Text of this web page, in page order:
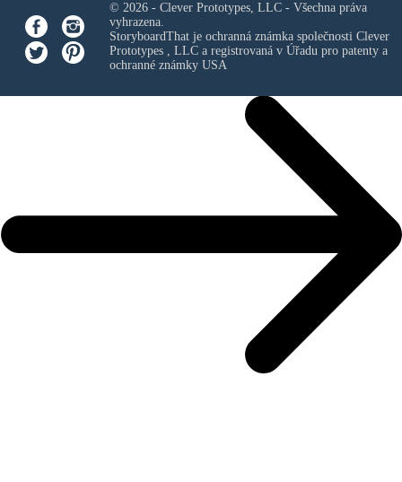
© 2026 - Clever Prototypes, LLC - Všechna práva
vyhrazena.
StoryboardThat je ochranná známka společnosti Clever
Prototypes , LLCa registrovaná v Úřadu pro patenty a
ochranné známky USA